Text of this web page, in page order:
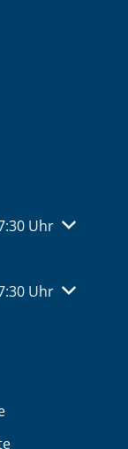
Schließzeiten
Uhr
Schließzeiten
Uhr